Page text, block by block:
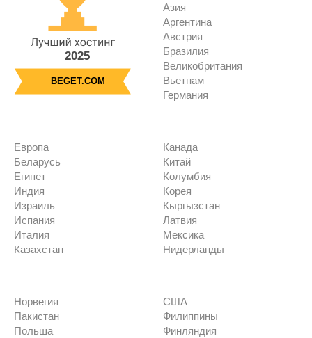
2025
BEGET.COM
Азия
Аргентина
Австрия
Бразилия
Великобритания
Вьетнам
Германия
Европа
Беларусь
Египет
Индия
Израиль
Испания
Италия
Казахстан
Канада
Китай
Колумбия
Корея
Кыргызстан
Латвия
Мексика
Нидерланды
Норвегия
Пакистан
Польша
США
Филиппины
Финляндия